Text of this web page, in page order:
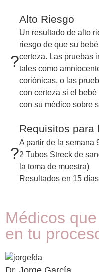
?
Alto Riesgo
Un resultado de alto
riesgo de que su
certeza. Las pruebas
tales como
coriónicas, o las
con certeza si el
con su médico sobre
?
Requisitos para
A partir de la semana
2 Tubos Streck de
la toma de muestra)
Resultados en 15
Médicos
en tu